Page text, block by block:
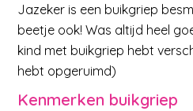
Jazeker is een buikgriep
beetje ook! Was altijd heel
kind met buikgriep hebt
hebt opgeruimd)
Kenmerken buikgriep